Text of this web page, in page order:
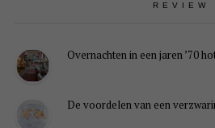
REVIEW
Overnachten in een jaren ’70
De voordelen van een